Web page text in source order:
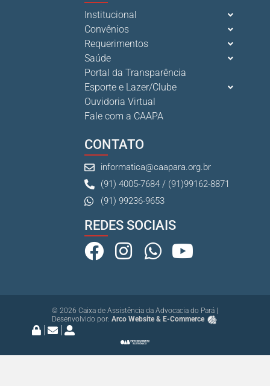
Institucional
Convênios
Requerimentos
Saúde
Portal da Transparência
Esporte e Lazer/Clube
Ouvidoria Virtual
Fale com a CAAPA
CONTATO
informatica@caapara.org.br
(91) 4005-7684 / (91)99162-8871
(91) 99236-9653
REDES SOCIAIS
© 2026 Caixa de Assistência da Advocacia do Pará |
Desenvolvido por: Arco Website & E-Commerce